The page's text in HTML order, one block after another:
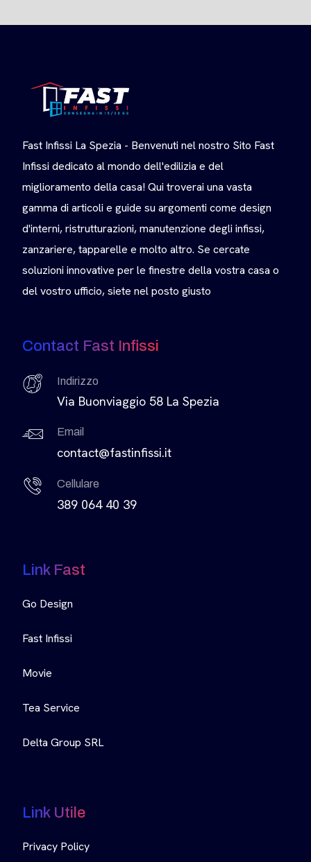
Fast Infissi La Spezia - Benvenuti nel nostro Sito Fast
Infissi dedicato al mondo dell'edilizia e del
miglioramento della casa! Qui troverai una vasta
gamma di articoli e guide su argomenti come design
d'interni, ristrutturazioni, manutenzione degli infissi,
zanzariere, tapparelle e molto altro. Se cercate
soluzioni innovative per le finestre della vostra casa o
del vostro ufficio, siete nel posto giusto
Contact Fast Infissi
Indirizzo
Via Buonviaggio 58 La Spezia
Email
contact@fastinfissi.it
Cellulare
389 064 40 39
Link Fast
Go Design
Fast Infissi
Movie
Tea Service
Delta Group SRL
Link Utile
Privacy Policy